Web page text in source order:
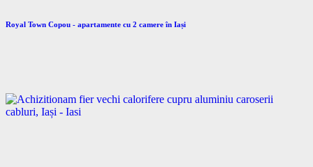
Royal Town Copou - apartamente cu 2 camere în Iași